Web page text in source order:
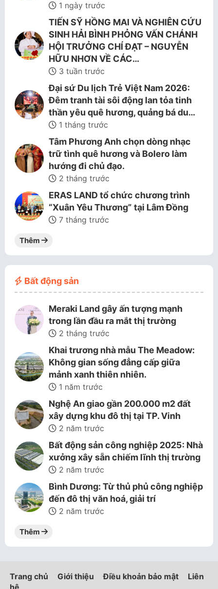
1 ngày trước
TIẾN SỸ HỒNG MAI VÀ NGHIÊN CỨU
SINH HẢI BÌNH PHỎNG VẤN CHÁNH
HỘI TRƯỞNG CHÍ ĐẠT – NGUYỄN
HỮU NHƠN VỀ CÁC…
3 tuần trước
Đại sứ Du lịch Trẻ Việt Nam 2026:
Đêm tranh tài sôi động lan tỏa tinh
thần yêu quê hương, quảng bá du…
1 tháng trước
Tâm Phương Anh chọn dòng nhạc
trữ tình quê hương và Bolero làm
hướng đi chủ đạo.
2 tháng trước
ERAS LAND tổ chức chương trình
“Xuân Yêu Thương” tại Lâm Đồng
7 tháng trước
Thêm
Bất động sản
Meraki Land gây ấn tượng mạnh
trong lần đầu ra mắt thị trường
2 tháng trước
Khai trương nhà mẫu The Meadow:
Không gian sống đẳng cấp giữa
mảnh xanh thiên nhiên.
1 năm trước
Nghệ An giao gần 200.000 m2 đất
xây dựng khu đô thị tại TP. Vinh
2 năm trước
Bất động sản công nghiệp 2025: Nhà
xưởng xây sẵn chiếm lĩnh thị trường
2 năm trước
Bình Dương: Từ thủ phủ công nghiệp
đến đô thị văn hoá, giải trí
2 năm trước
Thêm
Trang chủ Giới thiệu Điều khoản bảo mật
Liên
hệ